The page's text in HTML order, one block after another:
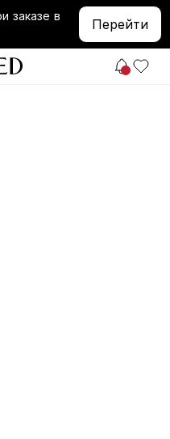
заказе в
Перейти